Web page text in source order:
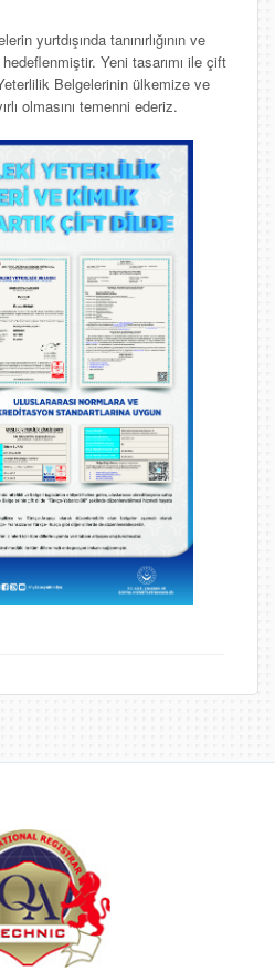
yurtdışında tanınırlığının ve
hedeflenmiştir. Yeni tasarımı ile çift
Belgelerinin ülkemize ve
olmasını temenni ederiz.